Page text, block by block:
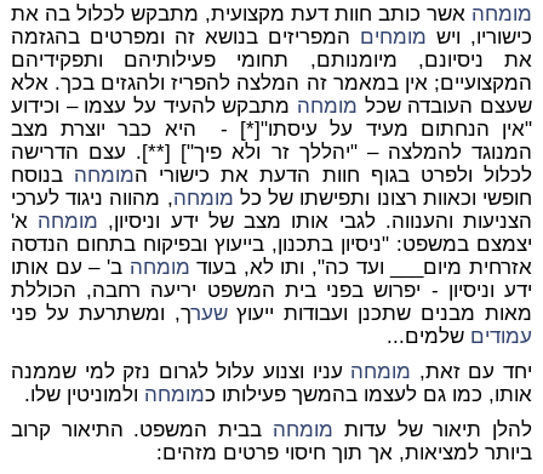
מומחה אשר כותב חוות דעת מקצועית, מתבקש לכלול בה את
כישוריו, ויש מומחים המפריזים בנושא זה ומפרטים בהגזמה
את ניסיונם, מיומנותם, תחומי פעילותיהם ותפקידיהם
המקצועיים; אין במאמר זה המלצה להפריז ולהגזים בכך. אלא
שעצם העובדה שכל מומחה מתבקש להעיד על עצמו – וכידוע
"אין הנחתום מעיד על עיסתו"[*] - היא כבר יוצרת מצב
המנוגד להמלצה – "יהללך זר ולא פיך"] [**]. עצם הדרישה
לכלול ולפרט בגוף חוות הדעת את כישורי המומחה בנוסח
חופשי וכאוות רצונו ותפישתו של כל מומחה, מהווה ניגוד לערכי
הצניעות והענווה. לגבי אותו מצב של ידע וניסיון, מומחה א'
יצמצם במשפט: "ניסיון בתכנון, בייעוץ ובפיקוח בתחום הנדסה
אזרחית מיום___ ועד כה", ותו לא, בעוד מומחה ב' – עם אותו
ידע וניסיון - יפרוש בפני בית המשפט יריעה רחבה, הכוללת
מאות מבנים שתכנן ועבודות ייעוץשערך, ומשתרעת על פני
עמודים שלמים...
יחד עם זאת, מומחה עניו וצנוע עלול לגרום נזק למי שממנה
אותו, כמו גם לעצמו בהמשך פעילותו כמומחה ולמוניטין שלו.
להלן תיאור של עדות מומחה בבית המשפט. התיאור קרוב
ביותר למציאות, אך תוך חיסוי פרטים מזהים: